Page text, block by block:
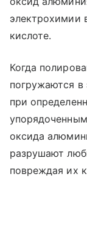
электрохимии
кислоте.
Когда
погружаются в
при
оксида
разрушают
повреждая их